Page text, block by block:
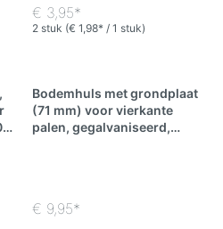
€ 3,95*
2 stuk (€ 1,98* / 1 stuk)
x
Bodemhuls met grondplaat
(71 mm) voor vierkante
palen, gegalvaniseerd,
€ 9,95*